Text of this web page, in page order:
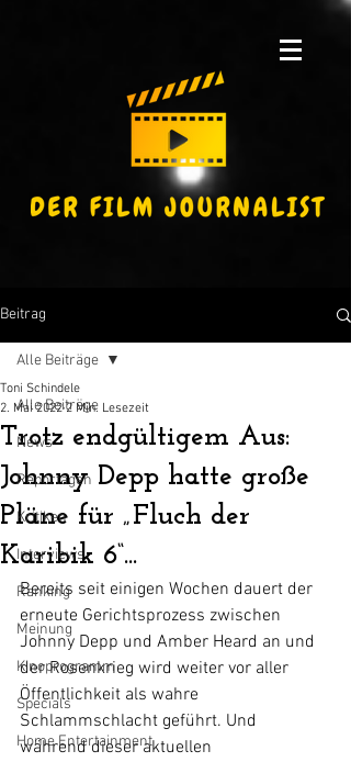
Beitrag
Alle Beiträge
News
Reportagen
Kritiken
Interviews
Ranking
Meinung
Kinoprogramm
Specials
Home Entertainment
Alle Beiträge
Trotz endgültigem Aus:
Johnny Depp hatte große
Pläne für „Fluch der
Karibik 6“...
Toni Schindele
2. Mai 2022 2 Min. Lesezeit
Bereits seit einigen Wochen dauert der
erneute Gerichtsprozess zwischen
Johnny Depp und Amber Heard an und
der Rosenkrieg wird weiter vor aller
Öffentlichkeit als wahre
Schlammschlacht geführt. Und
während dieser aktuellen